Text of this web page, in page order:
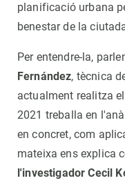
planificació urbana
benestar de la
Per entendre-la,
Fernández, tècnica
actualment realitza
2021 treballa en
en concret, com
mateixa ens explica
l'investigador Cecil